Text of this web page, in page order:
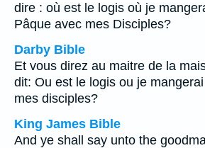
dire : où est le logis où je
Pâque avec mes Disciples?
Darby Bible
Et vous direz au maitre de la
dit: Ou est le logis ou je
mes disciples?
King James Bible
And ye shall say unto the